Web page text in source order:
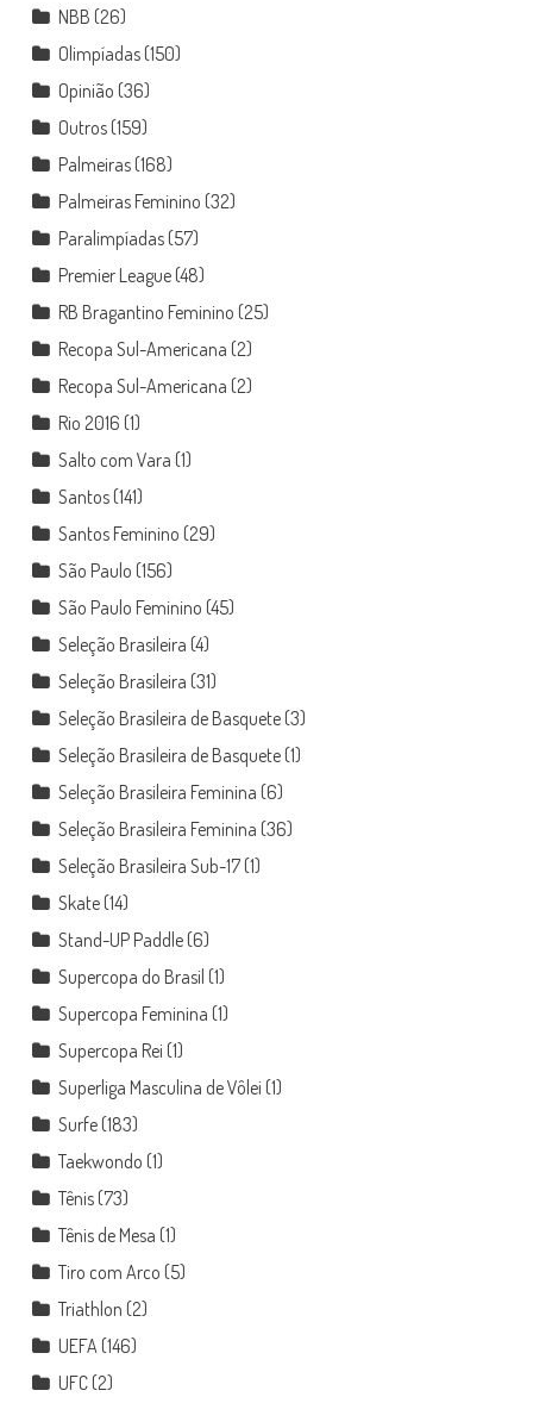
NBB (26)
Olimpíadas(150)
Opinião (36)
Outros(159)
Palmeiras(168)
Palmeiras Feminino (32)
Paralimpíadas(57)
Premier League(48)
RB Bragantino Feminino (25)
Recopa Sul-Americana (2)
Recopa Sul-Americana (2)
Rio 2016 (1)
Salto com Vara (1)
Santos(141)
Santos Feminino (29)
São Paulo (156)
São Paulo Feminino (45)
Seleção Brasileira (4)
Seleção Brasileira (31)
Seleção Brasileira de Basquete(3)
Seleção Brasileira de Basquete(1)
Seleção Brasileira Feminina (6)
Seleção Brasileira Feminina (36)
Seleção Brasileira Sub-17(1)
Skate(14)
Stand-UP Paddle(6)
Supercopa do Brasil (1)
Supercopa Feminina (1)
Supercopa Rei (1)
Superliga Masculina de Vôlei (1)
Surfe(183)
Taekwondo (1)
Tênis(73)
Tênis de Mesa (1)
Tiro com Arco (5)
Triathlon (2)
UEFA(146)
UFC(2)